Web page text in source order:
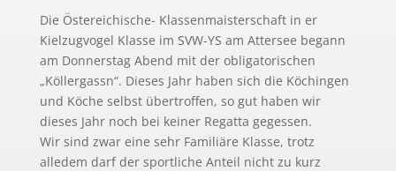
Die Östereichische- Klassenmaisterschaft in er
Kielzugvogel Klasse im SVW-YS am Attersee begann
am Donnerstag Abend mit der obligatorischen
„Köllergassn“. Dieses Jahr haben sich die Köchingen
und Köche selbst übertroffen, so gut haben wir
dieses Jahr noch bei keiner Regatta gegessen.
Wir sind zwar eine sehr Familiäre Klasse, trotz
alledem darf der sportliche Anteil nicht zu kurz